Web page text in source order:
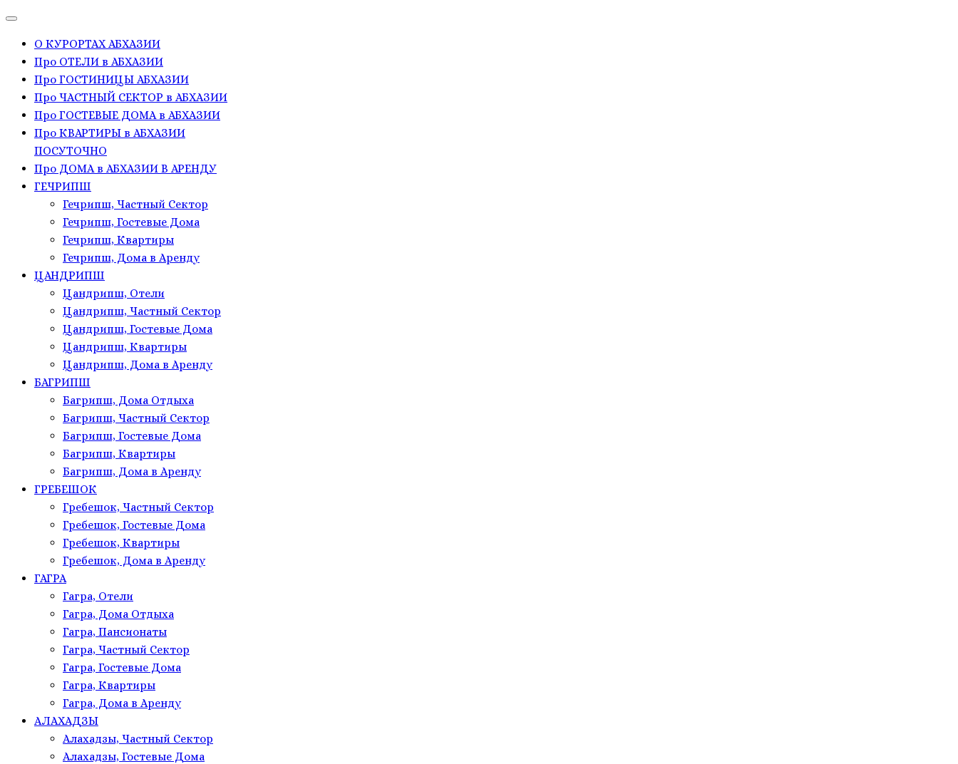
О КУРОРТАХ АБХАЗИИ
Про ОТЕЛИ в АБХАЗИИ
Про ГОСТИНИЦЫ АБХАЗИИ
Про ЧАСТНЫЙ СЕКТОР в АБХАЗИИ
Про ГОСТЕВЫЕ ДОМА в АБХАЗИИ
Про КВАРТИРЫ в АБХАЗИИ
ПОСУТОЧНО
Про ДОМА в АБХАЗИИ В АРЕНДУ
ГЕЧРИПШ
Гечрипш, Частный Сектор
Гечрипш, Гостевые Дома
Гечрипш, Квартиры
Гечрипш, Дома в Аренду
ЦАНДРИПШ
Цандрипш, Отели
Цандрипш, Частный Сектор
Цандрипш, Гостевые Дома
Цандрипш, Квартиры
Цандрипш, Дома в Аренду
БАГРИПШ
Багрипш, Дома Отдыха
Багрипш, Частный Сектор
Багрипш, Гостевые Дома
Багрипш, Квартиры
Багрипш, Дома в Аренду
ГРЕБЕШОК
Гребешок, Частный Сектор
Гребешок, Гостевые Дома
Гребешок, Квартиры
Гребешок, Дома в Аренду
ГАГРА
Гагра, Отели
Гагра, Дома Отдыха
Гагра, Пансионаты
Гагра, Частный Сектор
Гагра, Гостевые Дома
Гагра, Квартиры
Гагра, Дома в Аренду
АЛАХАДЗЫ
Алахадзы, Частный Сектор
Алахадзы, Гостевые Дома